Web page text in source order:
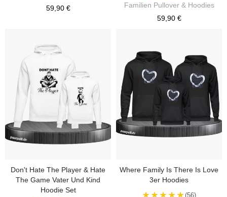
59,90 €
Familien Pullover & Hoodies
59,90 €
Don't Hate The Player & Hate
The Game Vater Und Kind
Hoodie Set
Where Family Is There Is Love
3er Hoodies
(56)